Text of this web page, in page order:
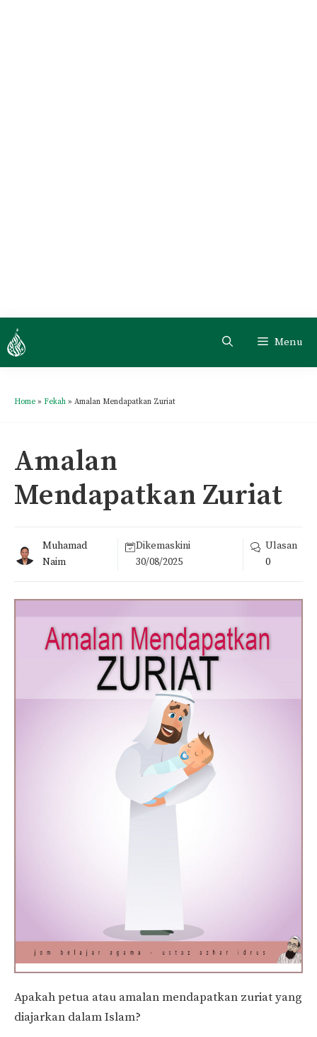
Menu
Home » Fekah » Amalan Mendapatkan Zuriat
Amalan
Mendapatkan Zuriat
Muhamad
Naim
Dikemaskini
30/08/2025
Ulasan
0
Apakah petua atau amalan mendapatkan zuriat yang
diajarkan dalam Islam?